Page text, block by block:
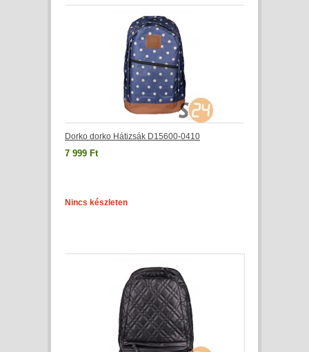
Dorko dorko Hátizsák D15600-0410
7 999 Ft
Nincs készleten